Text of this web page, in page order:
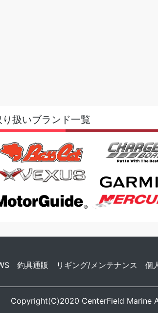
り扱いブランド一覧
釣具通販 リギング/メンテナンス 個
Copyright(C)2020 CenterField Marine